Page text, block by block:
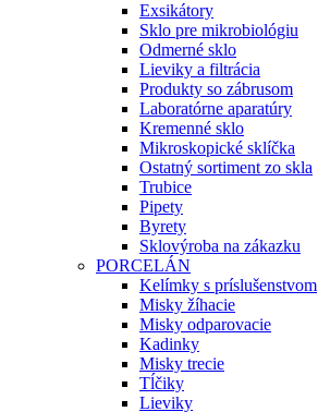
Exsikátory
Sklo pre mikrobiológiu
Odmerné sklo
Lieviky a filtrácia
Produkty so zábrusom
Laboratórne aparatúry
Kremenné sklo
Mikroskopické sklíčka
Ostatný sortiment zo skla
Trubice
Pipety
Byrety
Sklovýroba na zákazku
PORCELÁN
Kelímky s príslušenstvom
Misky žíhacie
Misky odparovacie
Kadinky
Misky trecie
Tĺčiky
Lieviky